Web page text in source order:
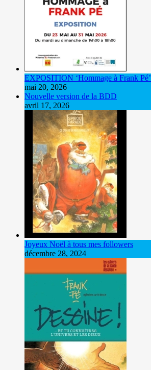
EXPOSITION ‘Hommage à Frank Pé’
mai 20, 2026
Nouvelle version de la BDD
avril 17, 2026
Joyeux Noël à tous mes followers
décembre 28, 2024